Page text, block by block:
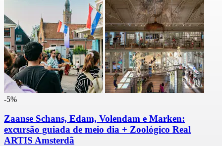
-5%
Zaanse Schans, Edam, Volendam e Marken:
excursão guiada de meio dia + Zoológico Real
ARTIS Amsterdã